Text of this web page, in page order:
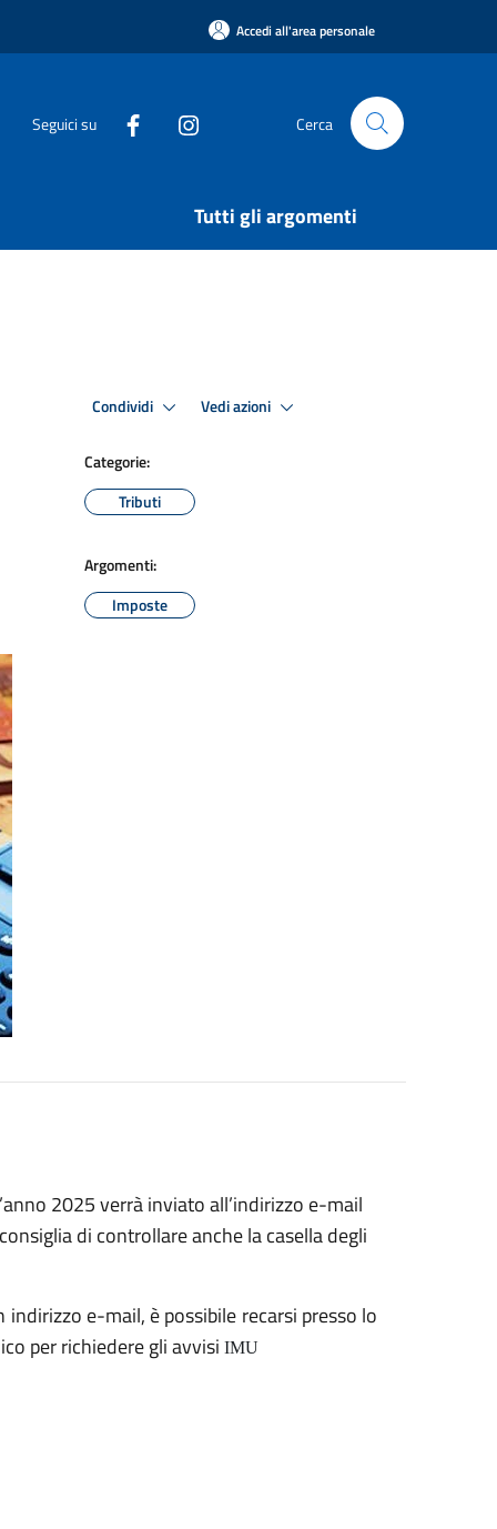
Accedi all'area personale
Seguici su Cerca
Tutti gli argomenti
Condividi Vedi azioni
Categorie:
Tributi
Argomenti:
Imposte
2025 verrà inviato all’indirizzo e-mail
di controllare anche la casella degli
e-mail, è possibile recarsi presso lo
per richiedere gli avvisi IMU